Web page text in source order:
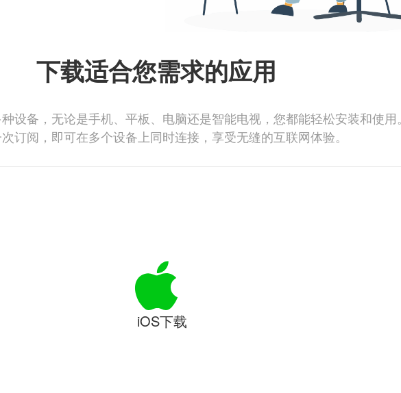
下载适合您需求的应用
设备，无论是手机、平板、电脑还是智能电视，您都能轻松安装和使用。
订阅，即可在多个设备上同时连接，享受无缝的互联网体验。
iOS下载